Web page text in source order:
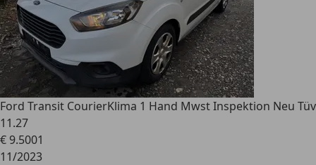
Ford Transit CourierKlima 1 Hand Mwst Inspektion Neu Tüv
11.27
€ 9.5001
11/2023